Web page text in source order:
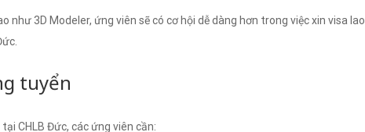
như 3D Modeler, ứng viên sẽ có cơ hội dễ dàng hơn trong việc xin visa lao
tuyển
CHLB Đức, các ứng viên cần: